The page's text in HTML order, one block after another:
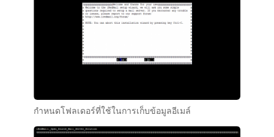
กำหนดโฟลเดอร์ที่ใช้ในการเก็บข้อมูลอีเมล์